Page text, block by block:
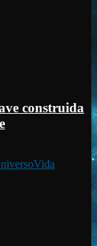
construida
Vida